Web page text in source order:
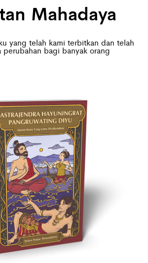
Mahadaya
yang telah kami terbitkan dan telah
perubahan bagi banyak orang